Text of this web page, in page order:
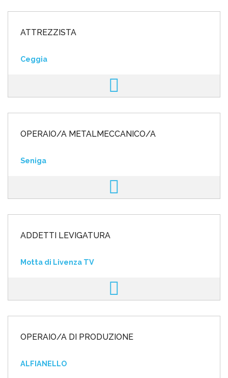
ATTREZZISTA
Ceggia
OPERAIO/A METALMECCANICO/A
Seniga
ADDETTI LEVIGATURA
Motta di Livenza TV
OPERAIO/A DI PRODUZIONE
ALFIANELLO